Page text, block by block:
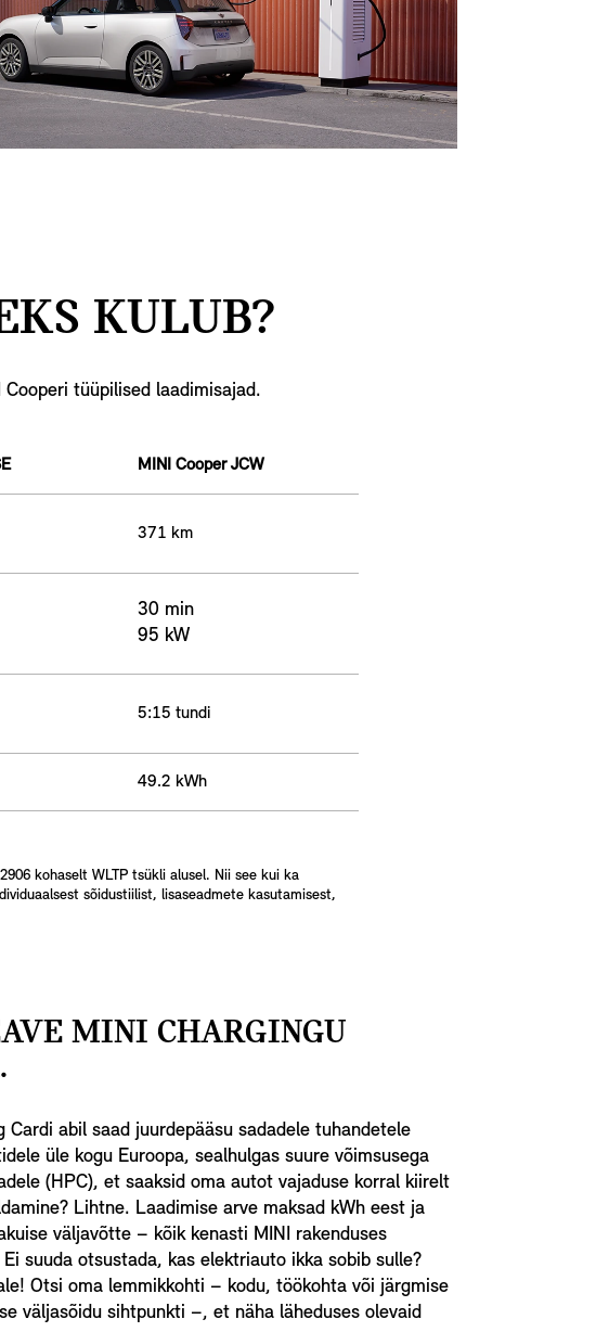
KULUB?
tüüpilised laadimisajad.
MINI Cooper JCW
371 km
30 min
95 kW
5:15 tundi
49.2 kWh
kohaselt WLTP tsükli alusel. Nii see kui ka
sõidustiilist, lisaseadmete kasutamisest,
MINI CHARGINGU
Cardi abil saad juurdepääsu sadadele tuhandetele
üle kogu Euroopa, sealhulgas suure võimsusega
(HPC), et saaksid oma autot vajaduse korral kiirelt
Lihtne. Laadimise arve maksad kWh eest ja
väljavõtte – kõik kenasti MINI rakenduses
suuda otsustada, kas elektriauto ikka sobib sulle?
Otsi oma lemmikkohti – kodu, töökohta või järgmise
väljasõidu sihtpunkti –, et näha läheduses olevaid